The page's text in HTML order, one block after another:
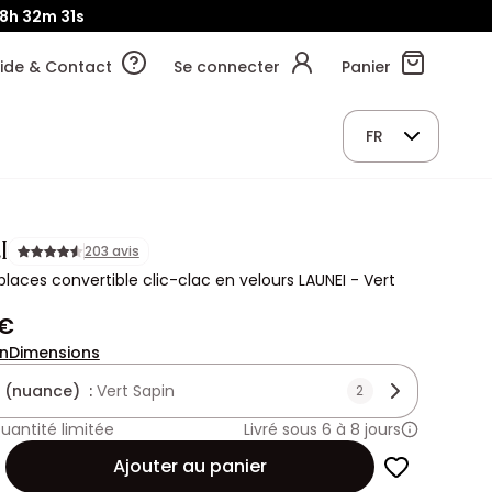
32m 29s
& Contact Se connecter Panier
FR
203 avis
convertible clic-clac en velours LAUNEI - Vert
Dimensions
(nuance) : Vert Sapin 2
limitée Livré sous 6 à 8 jours
Ajouter au panier